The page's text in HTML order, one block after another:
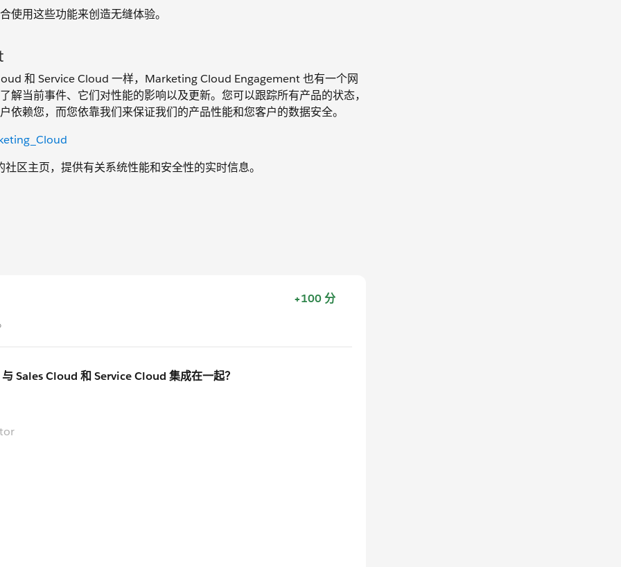
使用这些功能来创造无缝体验。
和 Service Cloud 一样，Marketing Cloud Engagement 也有一个网
当前事件、它们对性能的影响以及更新。您可以跟踪所有产品的状态，
赖您，而您依靠我们来保证我们的产品性能和您客户的数据安全。
区主页，提供有关系统性能和安全性的实时信息。